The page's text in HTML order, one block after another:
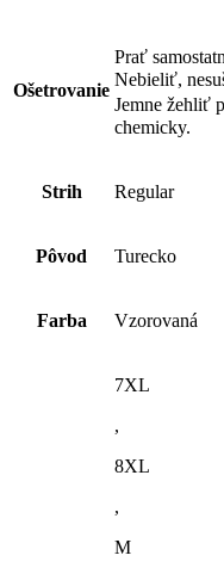
Ošetrovanie
Prať
Nebieliť,
Jemne žehliť
chemicky.
Strih Regular
Pôvod Turecko
Farba Vzorovaná
7XL
,
8XL
,
M